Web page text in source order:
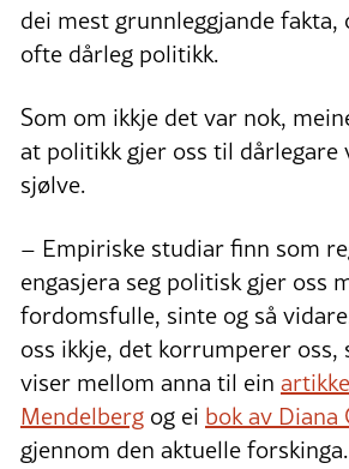
dei mest grunnleggjande
ofte dårleg politikk.
Som om ikkje det var nok,
at politikk gjer oss til dårlegare
sjølve.
– Empiriske studiar finn som
engasjera seg politisk gjer oss
fordomsfulle, sinte og så
oss ikkje, det korrumperer oss,
viser mellom anna til ein
Mendelberg og ei bok av Diana
gjennom den aktuelle forskinga.